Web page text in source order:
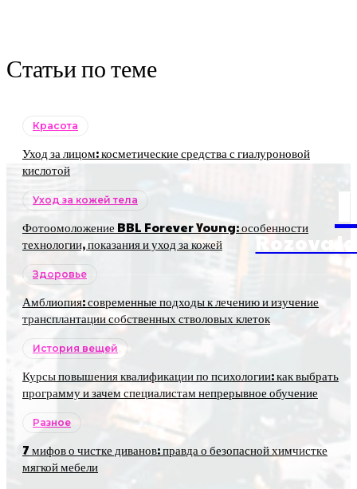
Статьи по теме
Красота
Уход за лицом: косметические средства с гиалуроновой
кислотой
Уход за кожей тела
Фотоомоложение BBL Forever Young: особенности
технологии, показания и уход за кожей
Здоровье
Амблиопия: современные подходы к лечению и изучение
трансплантации собственных стволовых клеток
История вещей
Курсы повышения квалификации по психологии: как выбрать
программу и зачем специалистам непрерывное обучение
Разное
7 мифов о чистке диванов: правда о безопасной химчистке
мягкой мебели